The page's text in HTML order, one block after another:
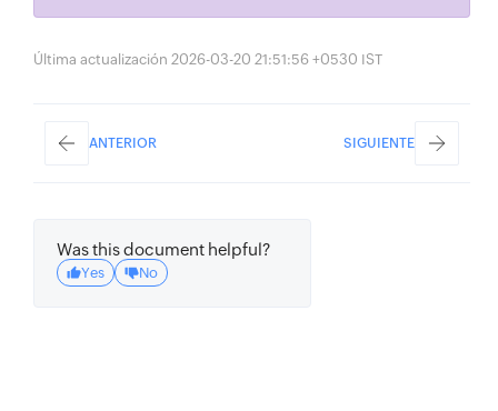
Última actualización 2026-03-20 21:51:56 +0530 IST
ANTERIOR SIGUIENTE
Was this document helpful?
Yes No